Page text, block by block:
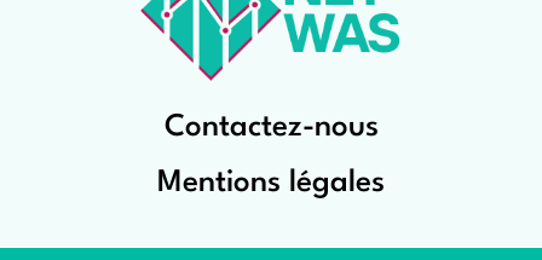
Contactez-nous
Mentions légales